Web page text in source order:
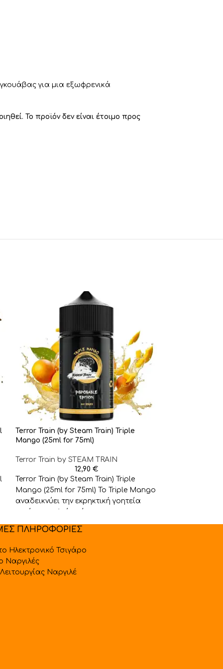
για μια εξωφρενικά
Το προϊόν δεν είναι έτοιμο προς
Terror Train (by Steam Train) Triple
Mango (25ml for 75ml)
Terror Train by STEAM TRAIN
12,90 €
Terror Train (by Steam Train) Triple
Mango (25ml for 75ml) To Triple Mango
αναδεικνύει την εκρηκτική γοητεία
ΠΛΗΡΟΦΟΡΙΕΣ
το Ηλεκτρονικό Τσιγάρο
ο Ναργιλές
Ναργιλέ